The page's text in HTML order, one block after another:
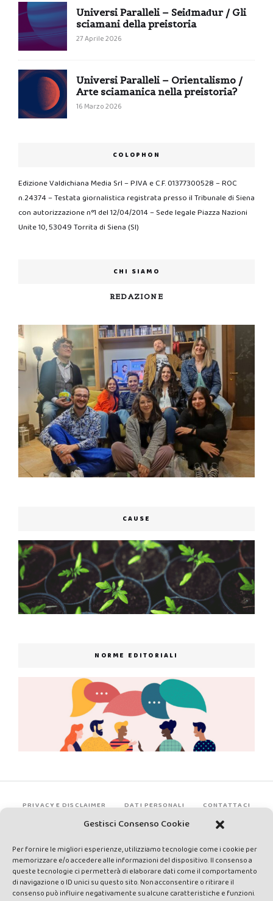
Gestisci Consenso Cookie
Per fornire le migliori esperienze, utilizziamo tecnologie come i cookie per
memorizzare e/o accedere alle informazioni del dispositivo. Il consenso a
queste tecnologie ci permetterà di elaborare dati come il comportamento
di navigazione o ID unici su questo sito. Non acconsentire o ritirare il
consenso può influire negativamente su alcune caratteristiche e funzioni.
Universi Paralleli – Seiđmađur / Gli
sciamani della preistoria
27 Aprile 2026
Universi Paralleli – Orientalismo /
Arte sciamanica nella preistoria?
16 Marzo 2026
COLOPHON
Edizione Valdichiana Media Srl – P.IVA e C.F. 01377300528 – ROC
n.24374 – Testata giornalistica registrata presso il Tribunale di Siena
con autorizzazione n°1 del 12/04/2014 – Sede legale Piazza Nazioni
Unite 10, 53049 Torrita di Siena (SI)
CHI SIAMO
REDAZIONE
CAUSE
NORME EDITORIALI
PRIVACY E DISCLAIMER DATI PERSONALI CONTATTACI